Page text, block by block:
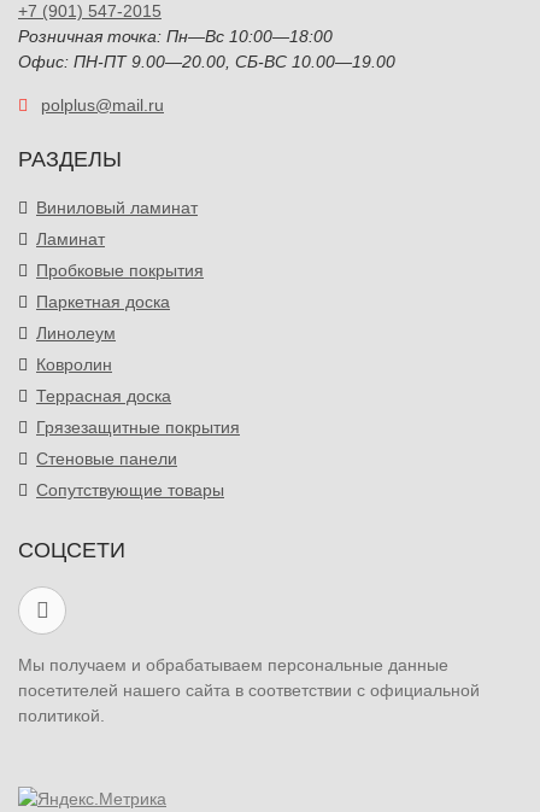
+7 (901) 547-2015
Розничная точка: Пн—Вс 10:00—18:00
Офис: ПН-ПТ 9.00—20.00, СБ-ВС 10.00—19.00
polplus@mail.ru
РАЗДЕЛЫ
Виниловый ламинат
Ламинат
Пробковые покрытия
Паркетная доска
Линолеум
Ковролин
Террасная доска
Грязезащитные покрытия
Стеновые панели
Сопутствующие товары
СОЦСЕТИ
Мы получаем и обрабатываем персональные данные
посетителей нашего сайта в соответствии с официальной
политикой.